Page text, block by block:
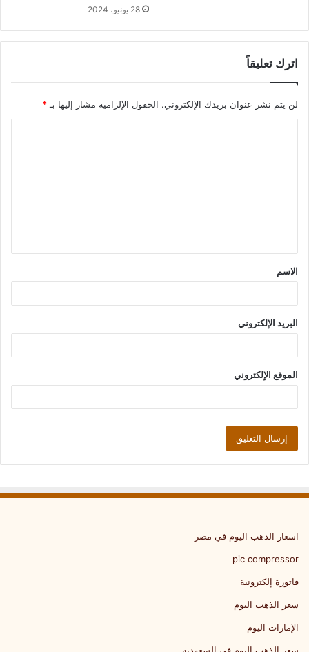
28 يونيو، 2024
اترك تعليقاً
لن يتم نشر عنوان بريدك الإلكتروني. الحقول الإلزامية مشار إليها بـ*
ق
*
الاسم
البريد الإلكتروني
الموقع الإلكتروني
اسعار الذهب اليوم في مصر
pic compressor
فاتورة إلكترونية
سعر الذهب اليوم
الإمارات اليوم